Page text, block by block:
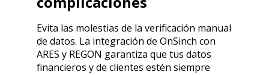
Evita las molestias de la verificación manual
de datos. La integración de OnSinch con
ARES y REGON garantiza que tus datos
financieros y de clientes estén siempre